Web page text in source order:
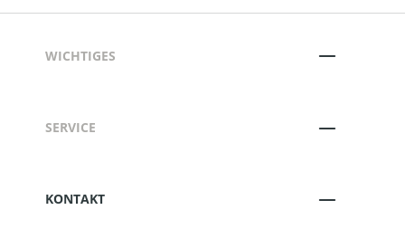
WICHTIGES
SERVICE
KONTAKT